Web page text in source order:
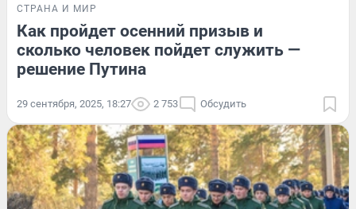
СТРАНА И МИР
Как пройдет осенний призыв и
сколько человек пойдет служить —
решение Путина
29 сентября, 2025, 18:27 2 753 Обсудить